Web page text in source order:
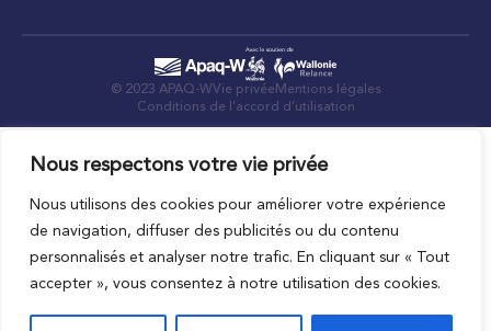
Nous respectons votre vie privée
Nous utilisons des cookies pour améliorer votre expérience
de navigation, diffuser des publicités ou du contenu
personnalisés et analyser notre trafic. En cliquant sur « Tout
accepter », vous consentez à notre utilisation des cookies.
© 2023 APAQ-WVie privée Mentions légales
Conditions de l’accord d’utilisation